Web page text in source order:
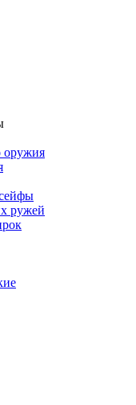
оружия
ружей